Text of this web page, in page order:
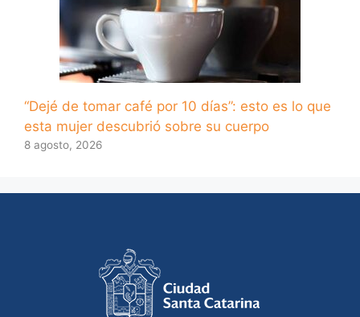
“Dejé de tomar café por 10 días”: esto es lo que
esta mujer descubrió sobre su cuerpo
8 agosto, 2026